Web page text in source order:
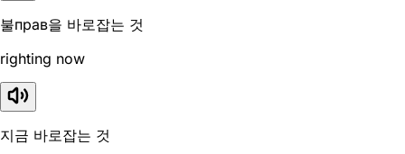
불прав을 바로잡는 것
righting now
지금 바로잡는 것